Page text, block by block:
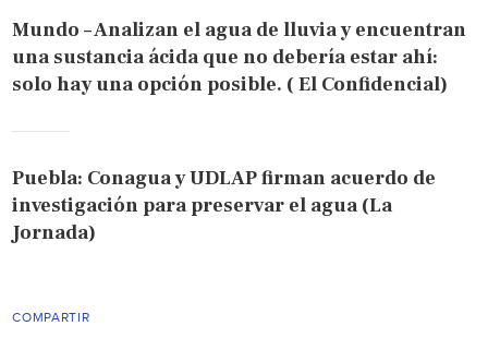
Mundo – Analizan el agua de lluvia y encuentran
una sustancia ácida que no debería estar ahí:
solo hay una opción posible. ( El Confidencial)
Puebla: Conagua y UDLAP firman acuerdo de
investigación para preservar el agua (La
Jornada)
COMPARTIR